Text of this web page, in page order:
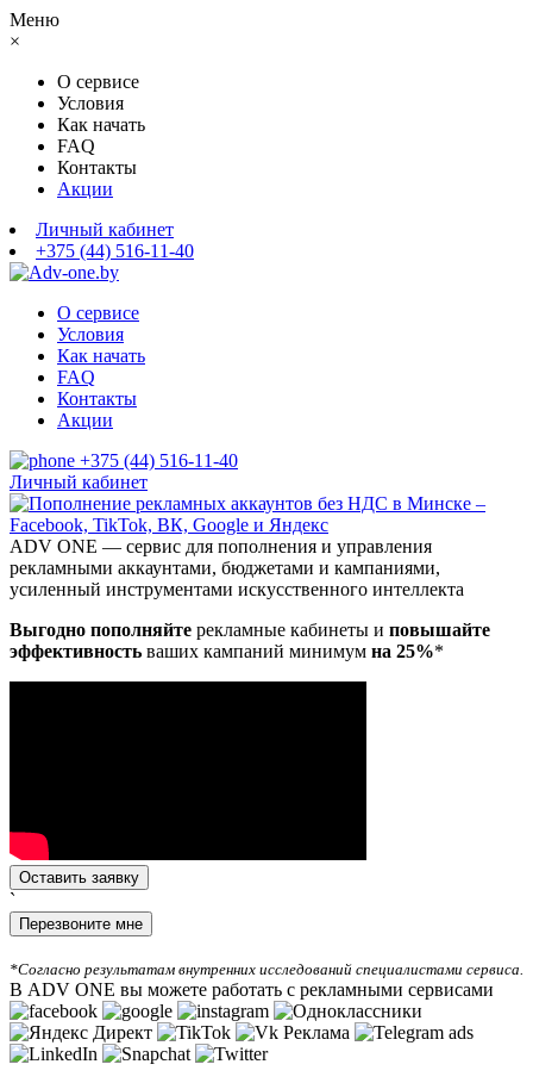
Меню
×
О сервисе
Условия
Как начать
FAQ
Контакты
Акции
Личный кабинет
+375 (44) 516-11-40
О сервисе
Условия
Как начать
FAQ
Контакты
Акции
+375 (44) 516-11-40
Личный кабинет
ADV ONE — сервис для пополнения и управления
рекламными аккаунтами, бюджетами и кампаниями,
усиленный инструментами искусственного интеллекта
Выгодно пополняйте рекламные кабинеты и повышайте
эффективность ваших кампаний минимум на 25%*
Оставить заявку
`
Перезвоните мне
*Согласно результатам внутренних исследований специалистами сервиса.
В ADV ONE вы можете работать с рекламными сервисами